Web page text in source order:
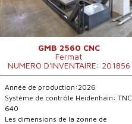
GMB 2560 CNC
Fermat
NUMERO D'INVENTAIRE: 201856
Année de production:2026
Système de contrôle Heidenhain: TNC
640
Les dimensions de la zonne de